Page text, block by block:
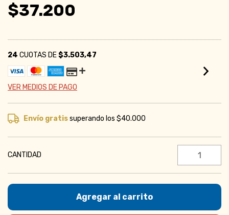
$37.200
24 CUOTAS DE$3.503,47
VER MEDIOS DE PAGO
Envío gratissuperando los$40.000
CANTIDAD